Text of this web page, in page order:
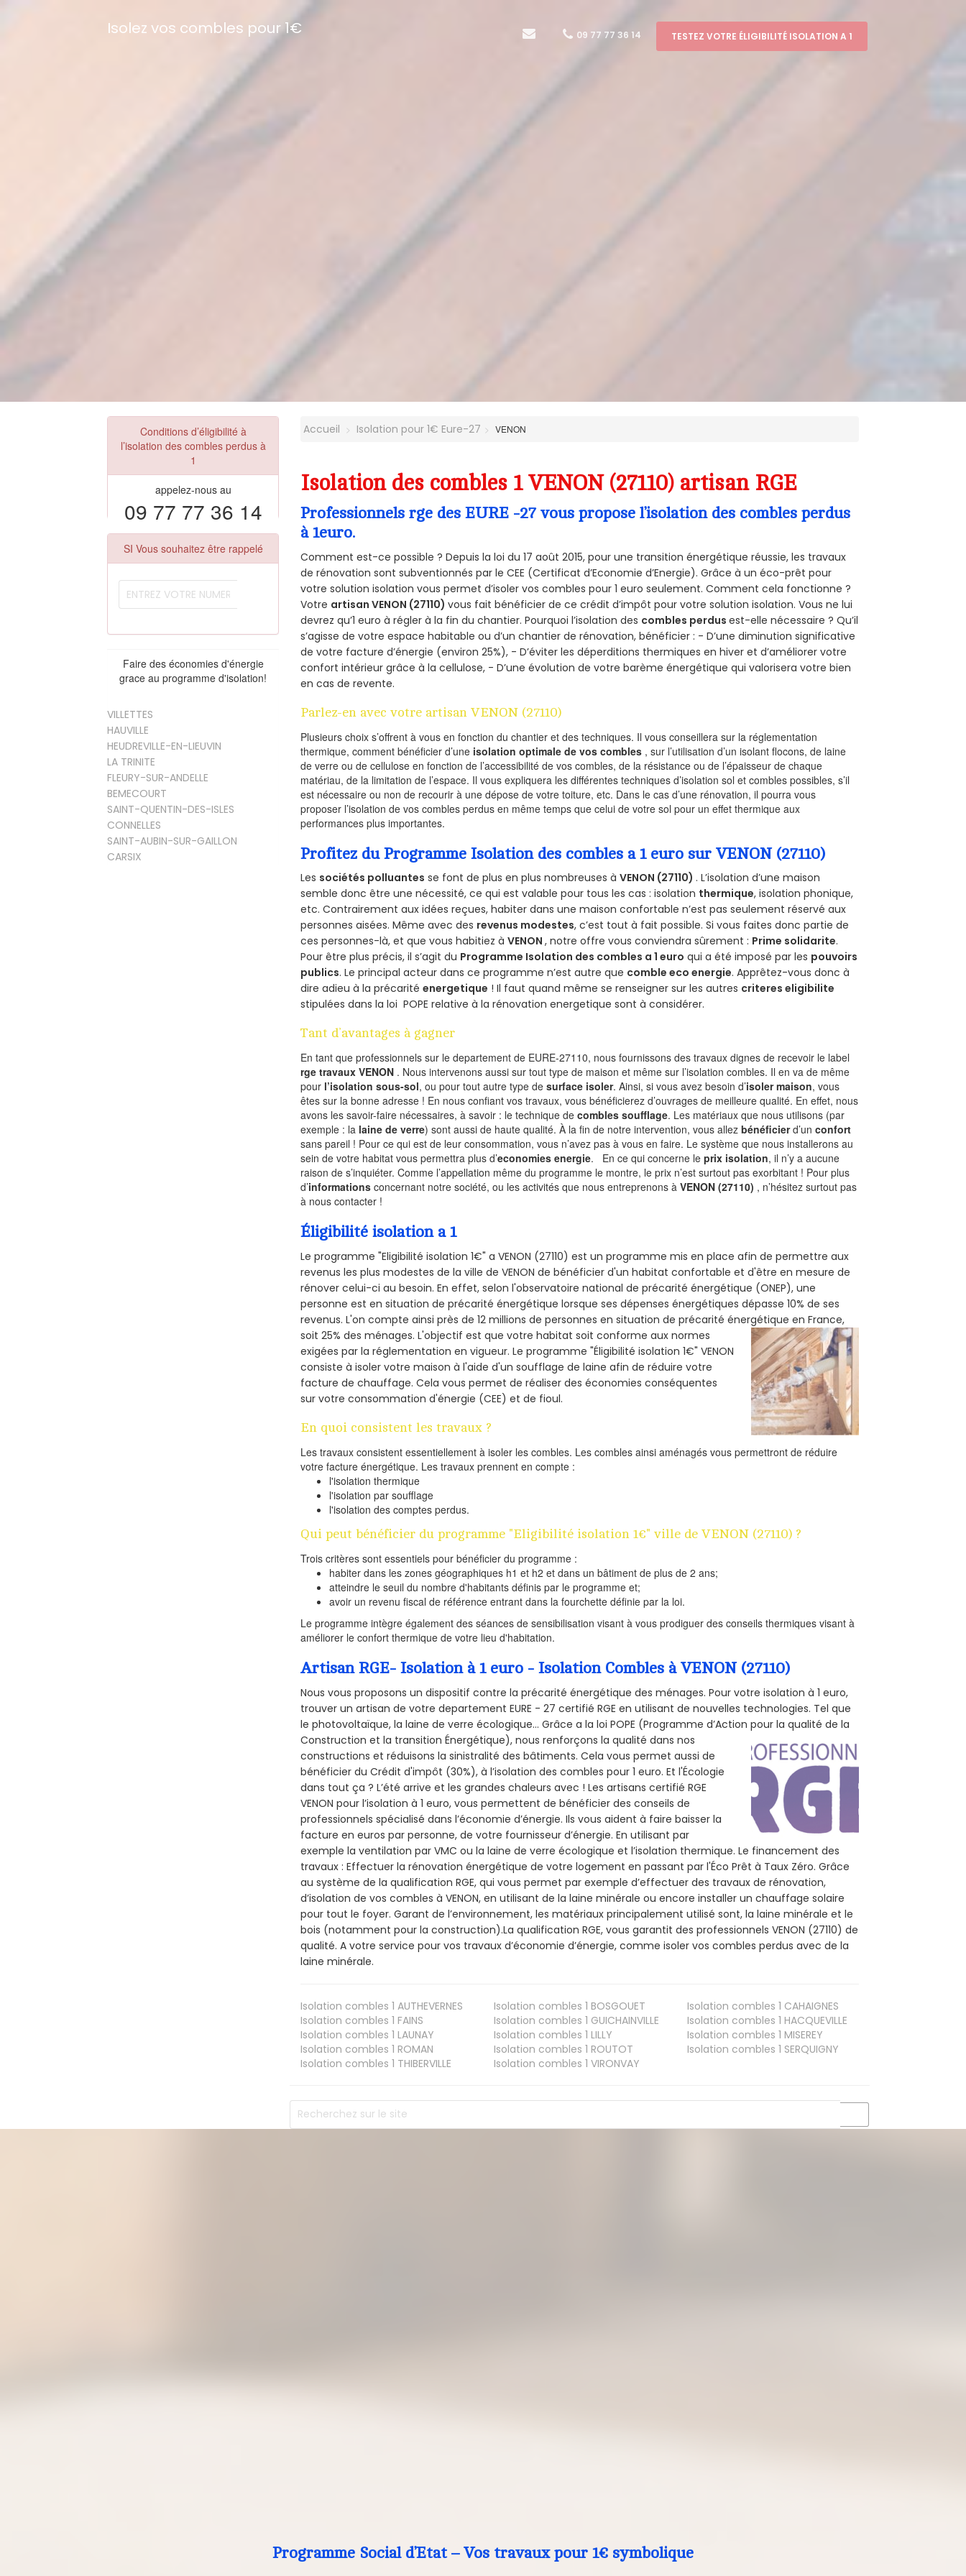
Isolez vos combles pour 1€ 09 77 77 36 14 TESTEZ VOTRE ÉLIGIBILITÉ ISOLATION A 1
Conditions d’éligibilité à
l’isolation des combles perdus à
1
appelez-nous au
09 77 77 36 14
SI Vous souhaitez être rappelé
Faire des économies d'énergie
grace au programme d'isolation!
VILLETTES
HAUVILLE
HEUDREVILLE-EN-LIEUVIN
LA TRINITE
FLEURY-SUR-ANDELLE
BEMECOURT
SAINT-QUENTIN-DES-ISLES
CONNELLES
SAINT-AUBIN-SUR-GAILLON
CARSIX
Accueil Isolation pour 1€ Eure-27 VENON
Isolation des combles 1 VENON (27110) artisan RGE
Professionnels rge des EURE -27 vous propose l’isolation des combles perdus
à 1euro.
Comment est-ce possible ? Depuis la loi du 17 août 2015, pour une transition énergétique réussie, les travaux
de rénovation sont subventionnés par le CEE (Certificat d’Economie d’Energie). Grâce à un éco-prêt pour
votre solution isolation vous permet d’isoler vos combles pour 1 euro seulement. Comment cela fonctionne ?
Votre artisan VENON (27110)vous fait bénéficier de ce crédit d’impôt pour votre solution isolation. Vous ne lui
devrez qu’1 euro à régler à la fin du chantier. Pourquoi l’isolation des combles perdusest-elle nécessaire ? Qu’il
s’agisse de votre espace habitable ou d’un chantier de rénovation, bénéficier : - D’une diminution significative
de votre facture d’énergie (environ 25%), - D’éviter les déperditions thermiques en hiver et d’améliorer votre
confort intérieur grâce à la cellulose, - D’une évolution de votre barème énergétique qui valorisera votre bien
en cas de revente.
Parlez-en avec votre artisan VENON (27110)
Plusieurs choix s’offrent à vous en fonction du chantier et des techniques. Il vous conseillera sur la réglementation
thermique, comment bénéficier d’une isolation optimale de vos combles , sur l’utilisation d’un isolant flocons, de laine
de verre ou de cellulose en fonction de l’accessibilité de vos combles, de la résistance ou de l’épaisseur de chaque
matériau, de la limitation de l’espace. Il vous expliquera les différentes techniques d’isolation sol et combles possibles, s’il
est nécessaire ou non de recourir à une dépose de votre toiture, etc. Dans le cas d’une rénovation, il pourra vous
proposer l’isolation de vos combles perdus en même temps que celui de votre sol pour un effet thermique aux
performances plus importantes.
Profitez du Programme Isolation des combles a 1 euro sur VENON (27110)
Les sociétés polluantes se font de plus en plus nombreuses àVENON (27110) . L’isolation d’une maison
semble donc être une nécessité, ce qui est valable pour tous les cas : isolation thermique, isolation phonique,
etc. Contrairement aux idées reçues, habiter dans une maison confortable n’est pas seulement réservé aux
personnes aisées. Même avec des revenus modestes, c’est tout à fait possible. Si vous faites donc partie de
ces personnes-là, et que vous habitiez àVENON, notre offre vous conviendra sûrement : Prime solidarite.
Pour être plus précis, il s’agit du Programme Isolation des combles a 1 euro qui a été imposé par les pouvoirs
publics. Le principal acteur dans ce programme n’est autre que comble eco energie. Apprêtez-vous donc à
dire adieu à la précaritéenergetique ! Il faut quand même se renseigner sur les autres criteres eligibilite
stipulées dans la loi POPE relative à la rénovation energetique sont à considérer.
Tant d’avantages à gagner
En tant que professionnels sur le departement de EURE-27110, nous fournissons des travaux dignes de recevoir le label
rge travaux VENON . Nous intervenons aussi sur tout type de maison et même sur l’isolation combles. Il en va de même
pour l’isolation sous-sol, ou pour tout autre type desurface isoler. Ainsi, si vous avez besoin d’isoler maison, vous
êtes sur la bonne adresse ! En nous confiant vos travaux, vous bénéficierez d’ouvrages de meilleure qualité. En effet, nous
avons les savoir-faire nécessaires, à savoir : le technique decombles soufflage. Les matériaux que nous utilisons (par
exemple : la laine de verre) sont aussi de haute qualité. À la fin de notre intervention, vous allezbénéficierd’unconfort
sans pareil ! Pour ce qui est de leur consommation, vous n’avez pas à vous en faire. Le système que nous installerons au
sein de votre habitat vous permettra plus d’economies energie. En ce qui concerne leprix isolation, il n’y a aucune
raison de s’inquiéter. Comme l’appellation même du programme le montre, le prix n’est surtout pas exorbitant ! Pour plus
d’informations concernant notre société, ou les activités que nous entreprenons àVENON (27110) , n’hésitez surtout pas
à nous contacter !
Éligibilité isolation a 1
Le programme "Eligibilité isolation 1€" a VENON (27110) est un programme mis en place afin de permettre aux
revenus les plus modestes de la ville de VENON de bénéficier d'un habitat confortable et d'être en mesure de
rénover celui-ci au besoin. En effet, selon l'observatoire national de précarité énergétique (ONEP), une
personne est en situation de précarité énergétique lorsque ses dépenses énergétiques dépasse 10% de ses
revenus. L'on compte ainsi près de 12 millions de personnes en situation de précarité énergétique en France,
soit 25% des ménages.L'objectif est que votre habitat soit conforme aux normes
exigées par la réglementation en vigueur. Le programme "Éligibilité isolation 1€" VENON
consiste à isoler votre maison à l'aide d'un soufflage de laine afin de réduire votre
facture de chauffage. Cela vous permet de réaliser des économies conséquentes
sur votre consommation d'énergie (CEE) et de fioul.
En quoi consistent les travaux ?
Les travaux consistent essentiellement à isoler les combles. Les combles ainsi aménagés vous permettront de réduire
votre facture énergétique. Les travaux prennent en compte :
l'isolation thermique
l'isolation par soufflage
l'isolation des comptes perdus.
Qui peut bénéficier du programme "Eligibilité isolation 1€" ville de VENON (27110) ?
Trois critères sont essentiels pour bénéficier du programme :
habiter dans les zones géographiques h1 et h2 et dans un bâtiment de plus de 2 ans;
atteindre le seuil du nombre d'habitants définis par le programme et;
avoir un revenu fiscal de référence entrant dans la fourchette définie par la loi.
Le programme intègre également des séances de sensibilisation visant à vous prodiguer des conseils thermiques visant à
améliorer le confort thermique de votre lieu d'habitation.
Artisan RGE- Isolation à 1 euro - Isolation Combles à VENON (27110)
Nous vous proposons un dispositif contre la précarité énergétique des ménages. Pour votre isolation à 1 euro,
trouver un artisan de votre departement EURE - 27 certifié RGE en utilisant de nouvelles technologies. Tel que
le photovoltaïque, la laine de verre écologique... Grâce a la loi POPE (Programme d’Action pour la qualité de la
Construction et la transition Énergétique), nous renforçons la qualité dans nos
constructions et réduisons la sinistralité des bâtiments. Cela vous permet aussi de
bénéficier du Crédit d'impôt (30%), à l’isolation des combles pour 1 euro. Et l'Écologie
dans tout ça ? L’été arrive et les grandes chaleurs avec ! Les artisans certifié RGE
VENON pour l’isolation à 1 euro, vous permettent de bénéficier des conseils de
professionnels spécialisé dans l’économie d’énergie. Ils vous aident à faire baisser la
facture en euros par personne, de votre fournisseur d’énergie. En utilisant par
exemple la ventilation par VMC ou la laine de verre écologique et l’isolation thermique. Le financement des
travaux : Effectuer la rénovation énergétique de votre logement en passant par l'Éco Prêt à Taux Zéro. Grâce
au système de la qualification RGE, qui vous permet par exemple d’effectuer des travaux de rénovation,
d’isolation de vos combles à VENON, en utilisant de la laine minérale ou encore installer un chauffage solaire
pour tout le foyer. Garant de l’environnement, les matériaux principalement utilisé sont, la laine minérale et le
bois (notamment pour la construction).La qualification RGE, vous garantit des professionnels VENON (27110) de
qualité. A votre service pour vos travaux d’économie d’énergie, comme isoler vos combles perdus avec de la
laine minérale.
Isolation combles 1 AUTHEVERNES Isolation combles 1 BOSGOUET Isolation combles 1 CAHAIGNES
Isolation combles 1 FAINS Isolation combles 1 GUICHAINVILLE Isolation combles 1 HACQUEVILLE
Isolation combles 1 LAUNAY Isolation combles 1 LILLY Isolation combles 1 MISEREY
Isolation combles 1 ROMAN Isolation combles 1 ROUTOT Isolation combles 1 SERQUIGNY
Isolation combles 1 THIBERVILLE Isolation combles 1 VIRONVAY
Programme Social d’Etat – Vos travaux pour 1€ symbolique